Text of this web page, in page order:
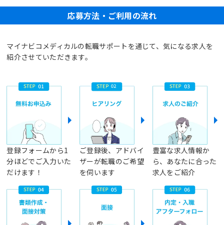
応募方法・ご利用の流れ
マイナビコメディカルの転職サポートを通じて、気になる求人を
紹介させていただきます。
登録フォームから1
分ほどでご入力いた
だけます！
ご登録後、アドバイ
ザーが転職のご希望
を伺います
豊富な求人情報か
ら、あなたに合った
求人をご紹介